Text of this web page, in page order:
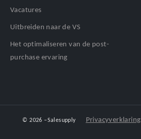
Vacatures
Uitbreiden naar de VS
Het optimaliseren van de post-
purchase ervaring
© 2026 –Salesupply Privacyverklaring